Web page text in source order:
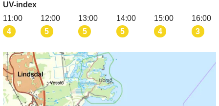
UV-index
11:00
4
12:00
5
13:00
5
14:00
5
15:00
4
16:00
3